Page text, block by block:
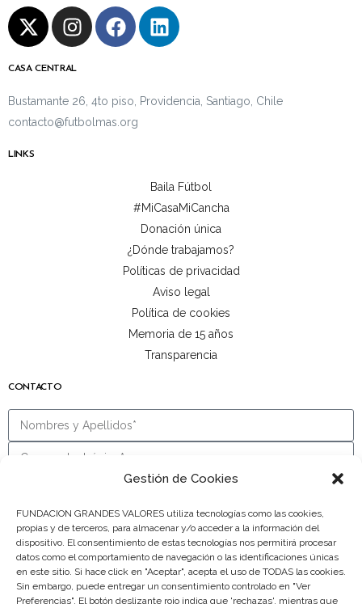
Gestión de Cookies
FUNDACION GRANDES VALORES utiliza tecnologías como las cookies,
propias y de terceros, para almacenar y/o acceder a la información del
dispositivo. El consentimiento de estas tecnologías nos permitirá procesar
datos como el comportamiento de navegación o las identificaciones únicas
en este sitio. Si hace click en "Aceptar", acepta el uso de TODAS las cookies.
Sin embargo, puede entregar un consentimiento controlado en "Ver
Preferencias". El botón deslizante rojo indica que 'rechazas', mientras que
CASA CENTRAL
Bustamante 26, 4to piso, Providencia, Santiago, Chile
contacto@futbolmas.org
LINKS
Baila Fútbol
#MiCasaMiCancha
Donación única
¿Dónde trabajamos?
Políticas de privacidad
Aviso legal
Política de cookies
Memoria de 15 años
Transparencia
CONTACTO
Información básica en protección de datos:Conforme al RGPD y la